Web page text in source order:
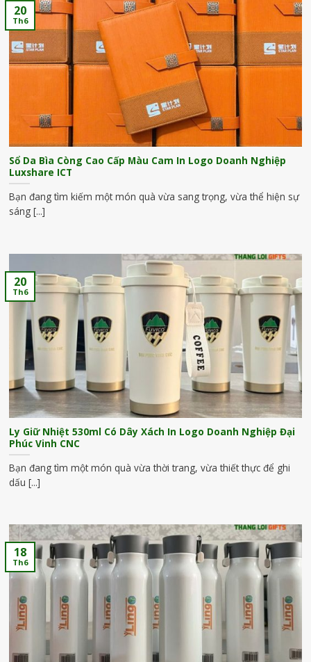
Sổ Da Bìa Còng Cao Cấp Màu Cam In Logo Doanh Nghiệp
Luxshare ICT
Bạn đang tìm kiếm một món quà vừa sang trọng, vừa thể hiện sự
sáng [...]
20
Th6
Ly Giữ Nhiệt 530ml Có Dây Xách In Logo Doanh Nghiệp Đại
Phúc Vinh CNC
Bạn đang tìm một món quà vừa thời trang, vừa thiết thực để ghi
dấu [...]
20
Th6
18
Th6